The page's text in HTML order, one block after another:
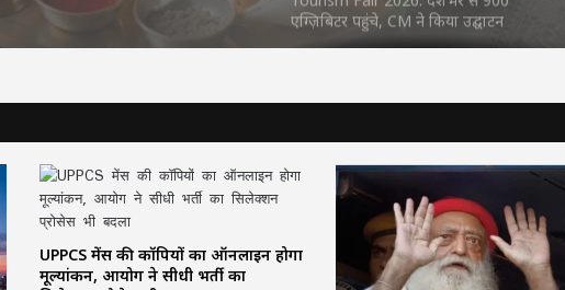
पावरफुल KTM 390 Duke सीरीज भारत में हुई
इसबगोल के 1 चम्मच का कमाल! जानिए शुगर,
कोलेस्ट्रॉल और हार्ट पर क्या असर पड़ता है
दोपहर के समय पूजा करना शुभ या अशुभ? जानें
शास्त्रों में क्या कहा गया
UPPCS मेंस की कॉपियों का ऑनलाइन होगा
मूल्यांकन, आयोग ने सीधी भर्ती का